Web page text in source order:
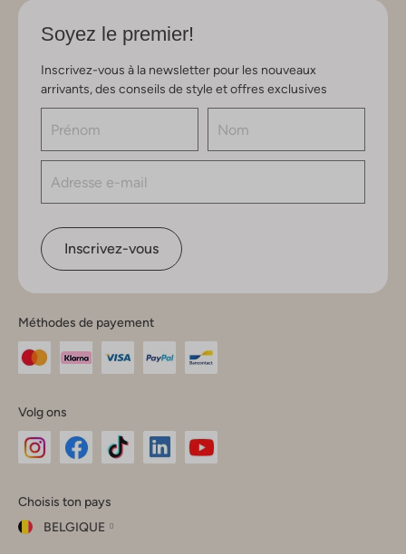
Soyez le premier!
Inscrivez-vous à la newsletter pour les nouveaux
arrivants, des conseils de style et offres exclusives
Inscrivez-vous
Méthodes de payement
Volg ons
Instagram
Facebook
TikTok
Choisis ton pays
BELGIQUE